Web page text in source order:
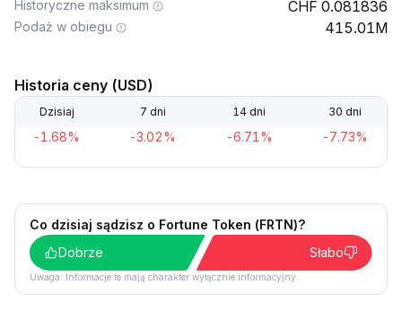
Historyczne maksimum 0.081836
Podaż w obiegu 415.01M
Historia ceny (USD)
Dzisiaj 7 dni 14 dni 30 dni
-1.68% -3.02% -6.71% -7.73%
Co dzisiaj sądzisz o Fortune Token (FRTN)?
Dobrze
Słabo
Uwaga: Informacje te mają charakter wyłącznie informacyjny.